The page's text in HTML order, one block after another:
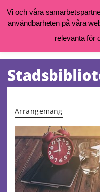
Vill du söka böcker, logga in
goteborg.se/
Öppettider, katalog och
Tjänster
Arrangemang
Vi och våra
användbarheten på våra
relevanta för